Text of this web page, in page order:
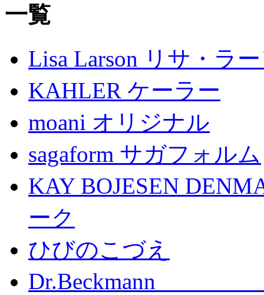
Lisa Larson リサ・ラ
KAHLER ケーラー
moani オリジナル
sagaform サガフォルム
KAY BOJESEN
ーク
ひびのこづえ
Dr.Beckmann